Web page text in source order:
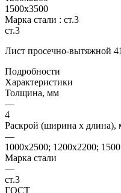
1500х3500
Марка стали : ст.3
ст.3
Лист просечно-вытяжной
Подробности
Характеристики
Толщина, мм
—
4
Раскрой (ширина х длина),
—
1000х2500; 1200х2200;
Марка стали
—
ст.3
ГОСТ